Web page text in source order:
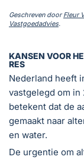
Geschreven doorFleur
Vastgoedadvies.
KANSEN VOOR
RES
Nederland heeft
vastgelegd om
betekent dat de
gemaakt naar
en water.
De urgentie om